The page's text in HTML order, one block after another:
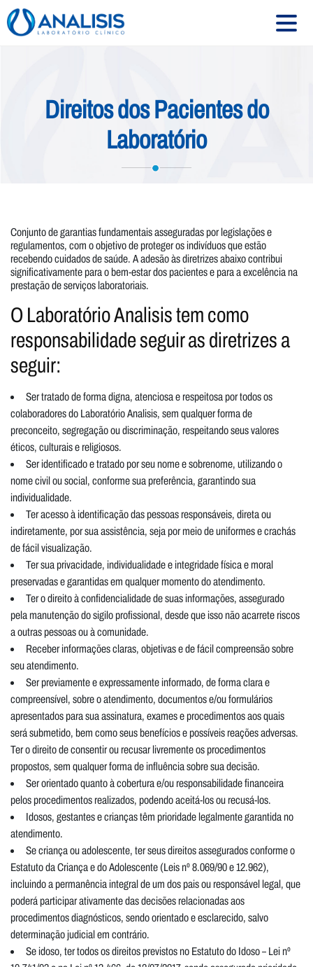
SOBRE
CONTATO
Direitos dos Pacientes do
Laboratório
Conjunto de garantias fundamentais asseguradas por legislações e
regulamentos, com o objetivo de proteger os indivíduos que estão
recebendo cuidados de saúde. A adesão às diretrizes abaixo contribui
significativamente para o bem-estar dos pacientes e para a excelência na
prestação de serviços laboratoriais.
O Laboratório Analisis tem como
responsabilidade seguir as diretrizes a
seguir:
Ser tratado de forma digna, atenciosa e respeitosa por todos os
colaboradores do Laboratório Analisis, sem qualquer forma de
preconceito, segregação ou discriminação, respeitando seus valores
éticos, culturais e religiosos.
Ser identificado e tratado por seu nome e sobrenome, utilizando o
nome civil ou social, conforme sua preferência, garantindo sua
individualidade.
Ter acesso à identificação das pessoas responsáveis, direta ou
indiretamente, por sua assistência, seja por meio de uniformes e crachás
de fácil visualização.
Ter sua privacidade, individualidade e integridade física e moral
preservadas e garantidas em qualquer momento do atendimento.
Ter o direito à confidencialidade de suas informações, assegurado
pela manutenção do sigilo profissional, desde que isso não acarrete riscos
a outras pessoas ou à comunidade.
Receber informações claras, objetivas e de fácil compreensão sobre
seu atendimento.
Ser previamente e expressamente informado, de forma clara e
compreensível, sobre o atendimento, documentos e/ou formulários
apresentados para sua assinatura, exames e procedimentos aos quais
será submetido, bem como seus benefícios e possíveis reações adversas.
Ter o direito de consentir ou recusar livremente os procedimentos
propostos, sem qualquer forma de influência sobre sua decisão.
Ser orientado quanto à cobertura e/ou responsabilidade financeira
pelos procedimentos realizados, podendo aceitá-los ou recusá-los.
Idosos, gestantes e crianças têm prioridade legalmente garantida no
atendimento.
Se criança ou adolescente, ter seus direitos assegurados conforme o
Estatuto da Criança e do Adolescente (Leis nº 8.069/90 e 12.962),
incluindo a permanência integral de um dos pais ou responsável legal, que
poderá participar ativamente das decisões relacionadas aos
procedimentos diagnósticos, sendo orientado e esclarecido, salvo
determinação judicial em contrário.
Se idoso, ter todos os direitos previstos no Estatuto do Idoso – Lei nº